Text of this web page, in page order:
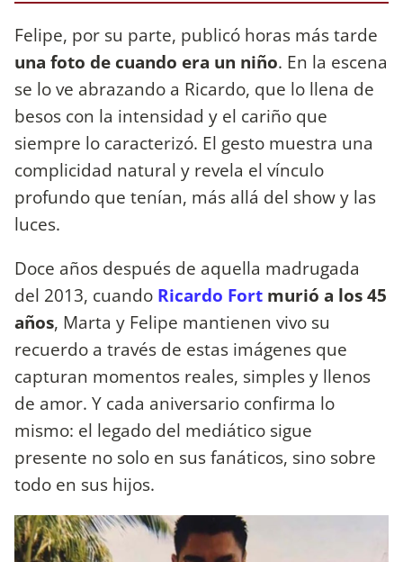
Felipe, por su parte, publicó horas más tarde
una foto de cuando era un niño. En la escena
se lo ve abrazando a Ricardo, que lo llena de
besos con la intensidad y el cariño que
siempre lo caracterizó. El gesto muestra una
complicidad natural y revela el vínculo
profundo que tenían, más allá del show y las
luces.
Doce años después de aquella madrugada
del 2013, cuando Ricardo Fort murió a los 45
años, Marta y Felipe mantienen vivo su
recuerdo a través de estas imágenes que
capturan momentos reales, simples y llenos
de amor. Y cada aniversario confirma lo
mismo: el legado del mediático sigue
presente no solo en sus fanáticos, sino sobre
todo en sus hijos.